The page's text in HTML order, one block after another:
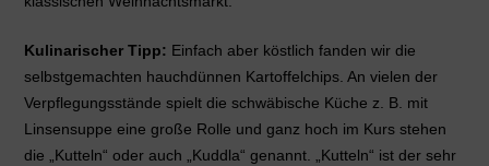
Kulinarischer Tipp: Einfach aber köstlich fanden wir die
selbstgemachten hauchdünnen Kartoffelchips. An vielen der
Verpflegungsstände spielt die schwäbische Küche z. B. mit
Linsensuppe eine große Rolle und ganz hoch im Kurs stehen
die „Kutteln“ oder auch „Kuddla“ genannt. „Kutteln“ ist der sehr